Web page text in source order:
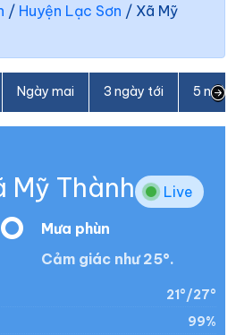
/ Huyện Lạc Sơn / Xã Mỹ
Ngày mai 3 ngày tới 5
Mỹ Thành Live
Mưa phùn
Cảm giác như 25°.
21°/27°
99%